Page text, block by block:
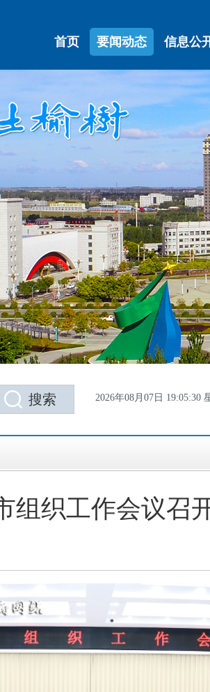
首页 要闻动态 信息公
2026年08月07日 19:05:31
组织工作会议召